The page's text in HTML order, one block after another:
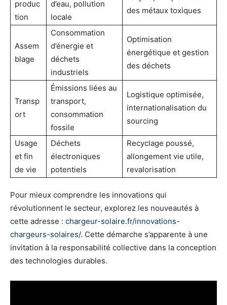
produc
tion
d’eau, pollution
locale
des métaux toxiques
Assem
blage
Consommation
d’énergie et
déchets
industriels
Optimisation
énergétique et gestion
des déchets
Transp
ort
Émissions liées au
transport,
consommation
fossile
Logistique optimisée,
internationalisation du
sourcing
Usage
et fin
de vie
Déchets
électroniques
potentiels
Recyclage poussé,
allongement vie utile,
revalorisation
Pour mieux comprendre les innovations qui
révolutionnent le secteur, explorez les nouveautés à
cette adresse : chargeur-solaire.fr/innovations-
chargeurs-solaires/. Cette démarche s’apparente à une
invitation à la responsabilité collective dans la conception
des technologies durables.